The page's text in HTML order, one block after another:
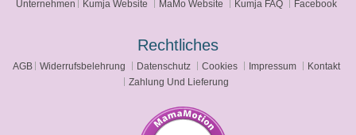
Unternehmen Kumja Website MaMo Website Kumja FAQ Facebook
Rechtliches
AGB Widerrufsbelehrung Datenschutz Cookies Impressum
Kontakt
Zahlung Und Lieferung